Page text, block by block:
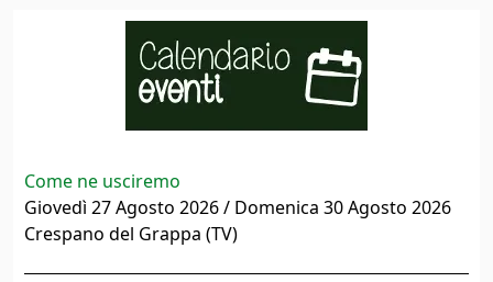
Come ne usciremo
Giovedì 27 Agosto 2026 / Domenica 30 Agosto 2026
Crespano del Grappa (TV)